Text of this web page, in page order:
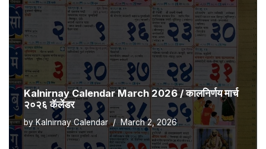
Kalnirnay Calendar March 2026 / कालनिर्णय मार्च
२०२६ कॅलेंडर
byKalnirnay Calendar March 2, 2026